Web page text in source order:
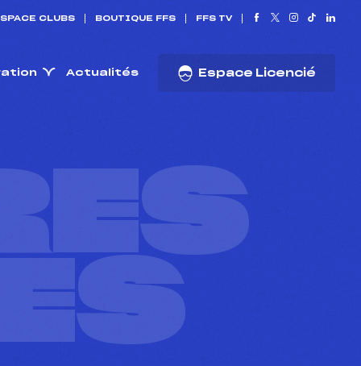
CLUBS BOUTIQUE FFS FFS TV
Actualités Espace Licencié